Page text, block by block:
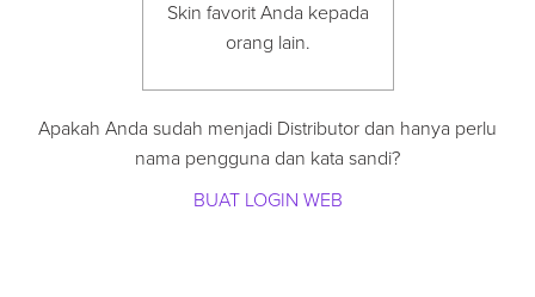
Skin favorit Anda kepada
orang lain.
Apakah Anda sudah menjadi Distributor dan hanya perlu
nama pengguna dan kata sandi?
BUAT LOGIN WEB